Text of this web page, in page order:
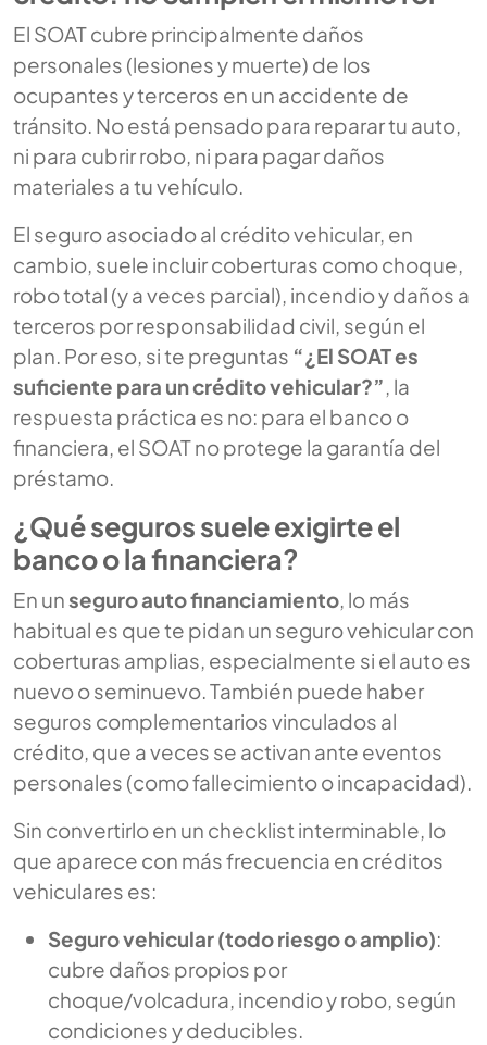
El SOAT cubre principalmente daños
personales (lesiones y muerte) de los
ocupantes y terceros en un accidente de
tránsito. No está pensado para reparar tu auto,
ni para cubrir robo, ni para pagar daños
materiales a tu vehículo.
El seguro asociado al crédito vehicular, en
cambio, suele incluir coberturas como choque,
robo total (y a veces parcial), incendio y daños a
terceros por responsabilidad civil, según el
plan. Por eso, si te preguntas “¿El SOAT es
suficiente para un crédito vehicular?”, la
respuesta práctica es no: para el banco o
financiera, el SOAT no protege la garantía del
préstamo.
¿Qué seguros suele exigirte el
banco o la financiera?
En unseguro auto financiamiento, lo más
habitual es que te pidan un seguro vehicular con
coberturas amplias, especialmente si el auto es
nuevo o seminuevo. También puede haber
seguros complementarios vinculados al
crédito, que a veces se activan ante eventos
personales (como fallecimiento o incapacidad).
Sin convertirlo en un checklist interminable, lo
que aparece con más frecuencia en créditos
vehiculares es:
Seguro vehicular (todo riesgo o amplio):
cubre daños propios por
choque/volcadura, incendio y robo, según
condiciones y deducibles.